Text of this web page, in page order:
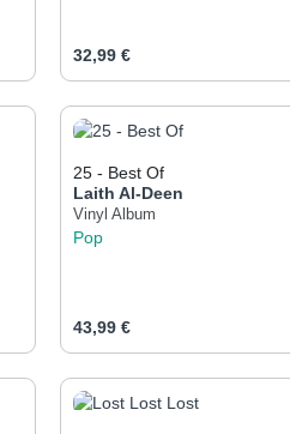
den gewünschten
Regulärer Preis:
32,99 €
Produkt
den gewünschten
25 - Best Of
Laith Al-Deen
Vinyl Album
Pop
Regulärer Preis:
43,99 €
Produkt